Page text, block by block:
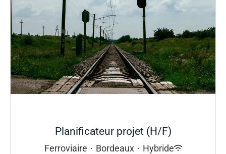
Planificateur projet (H/F)
Ferroviaire · Bordeaux · Hybride